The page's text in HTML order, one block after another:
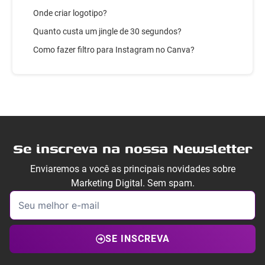
Onde criar logotipo?
Quanto custa um jingle de 30 segundos?
Como fazer filtro para Instagram no Canva?
Se inscreva na nossa Newsletter
Enviaremos a você as principais novidades sobre
Marketing Digital. Sem spam.
SE INSCREVA